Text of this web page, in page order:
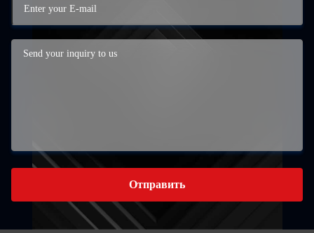
Отправить